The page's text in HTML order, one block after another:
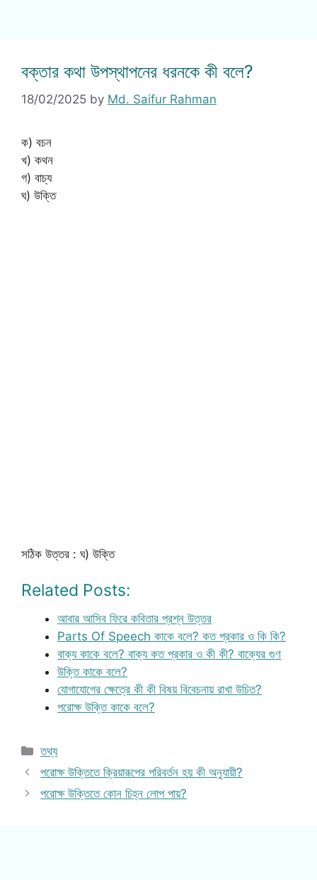
বক্তার কথা উপস্থাপনের ধরনকে কী বলে?
18/02/2025 by Md. Saifur Rahman
ক) বচন
খ) কথন
গ) বাচ্য
ঘ) উক্তি
সঠিক উত্তর : ঘ) উক্তি
Related Posts:
আবার আসিব ফিরে কবিতার প্রশ্ন উত্তর
Parts Of Speech কাকে বলে? কত প্রকার ও কি কি?
বাক্য কাকে বলে? বাক্য কত প্রকার ও কী কী? বাক্যের গুণ
উক্তি কাকে বলে?
যোগাযোগের ক্ষেত্রে কী কী বিষয় বিবেচনায় রাখা উচিত?
পরোক্ষ উক্তি কাকে বলে?
Categories
তথ্য
পরোক্ষ উক্তিতে ক্রিয়ারূপের পরিবর্তন হয় কী অনুযায়ী?
পরোক্ষ উক্তিতে কোন চিহ্ন লোপ পায়?